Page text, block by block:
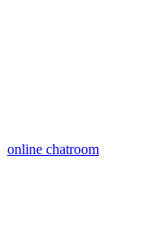
online chatroom